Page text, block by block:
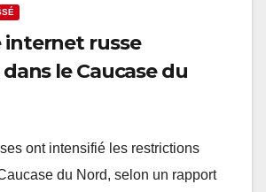
internet russe
le Caucase du
ont intensifié les restrictions
du Nord, selon un rapport